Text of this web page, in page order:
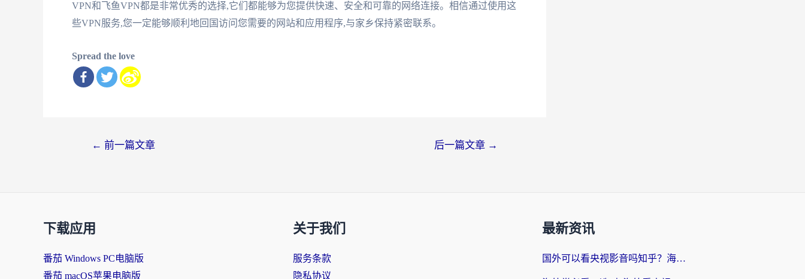
VPN和飞鱼VPN都是非常优秀的选择,它们都能够为您提供快速、安全和可靠的网络连接。相信通过使用这
些VPN服务,您一定能够顺利地回国访问您需要的网站和应用程序,与家乡保持紧密联系。
Spread the love
← 前一篇文章 后一篇文章 →
下载应用
番茄 Windows PC电脑版
番茄 macOS苹果电脑版
关于我们
服务条款
隐私协议
最新资讯
国外可以看央视影音吗知乎？海外党亲测有效的回国加速方案